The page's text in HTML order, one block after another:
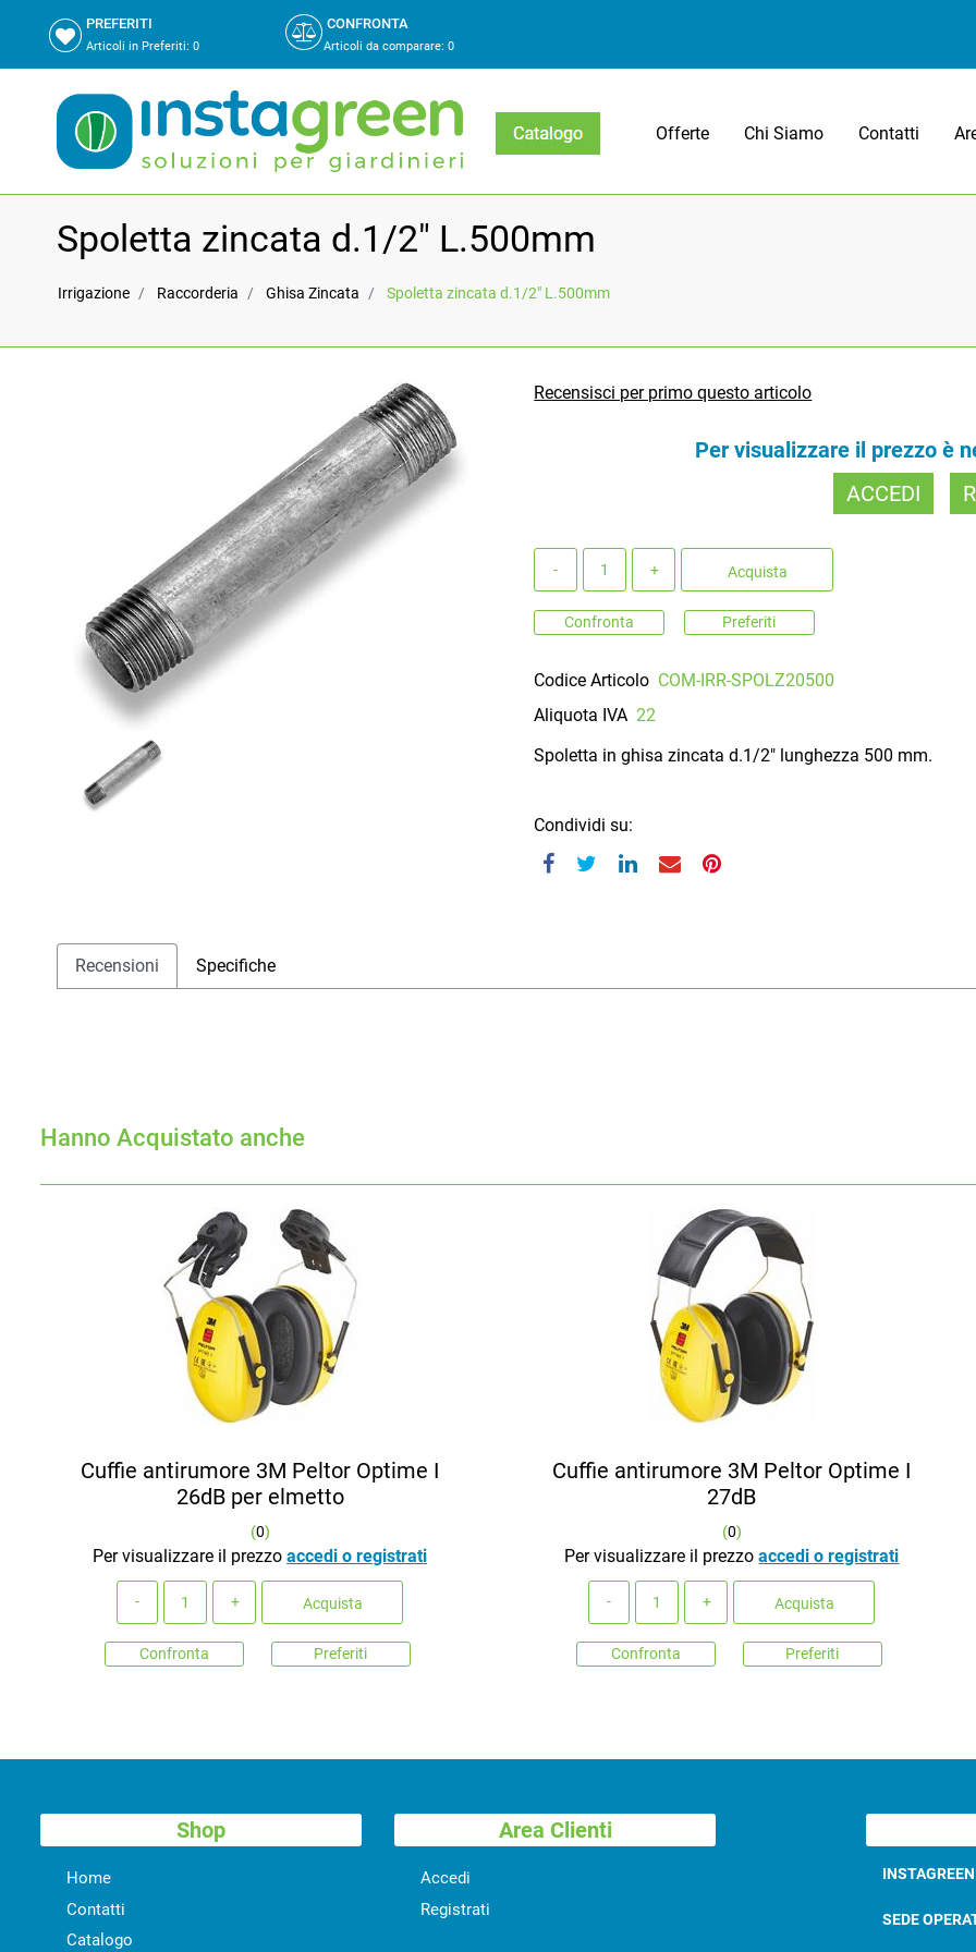
PREFERITI
Articoli in Preferiti: 0
CONFRONTA
Articoli da comparare: 0
Offerte Chi Siamo Contatti
Spoletta zincata d.1/2" L.500mm
Irrigazione Raccorderia Ghisa Zincata Spoletta zincata d.1/2" L.500mm
Recensisci per primo questo articolo
Per visualizzare il prezzo è
ACCEDI
Acquista
Confronta Preferiti
Codice Articolo COM-IRR-SPOLZ20500
Aliquota IVA 22
Spoletta in ghisa zincata d.1/2" lunghezza 500 mm.
Condividi su:
Recensioni Specifiche
Hanno Acquistato anche
Cuffie antirumore 3M Peltor Optime I
26dB per elmetto
(0)
Per visualizzare il prezzoaccedi o registrati
Acquista
Confronta Preferiti
Cuffie antirumore 3M Peltor Optime I
27dB
(0)
Per visualizzare il prezzoaccedi o registrati
Acquista
Confronta Preferiti
Shop
Home
Contatti
Catalogo
Area Clienti
Accedi
Registrati
SEDE